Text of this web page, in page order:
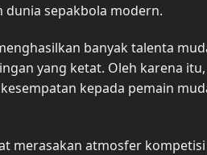
dunia sepakbola modern.
banyak talenta
yang ketat. Oleh karena
kepada pemain
merasakan atmosfer